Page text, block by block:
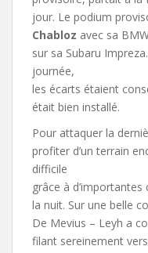
jour. Le podium
Chabloz avec sa
sur sa Subaru
journée,
les écarts étaient
était bien installé.
Pour attaquer la
profiter d’un terrain
difficile
grâce à
la nuit. Sur une belle
De Mevius – Leyh a
filant sereinement